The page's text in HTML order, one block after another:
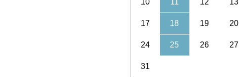
17 18 19 20
24 25 26 27
31